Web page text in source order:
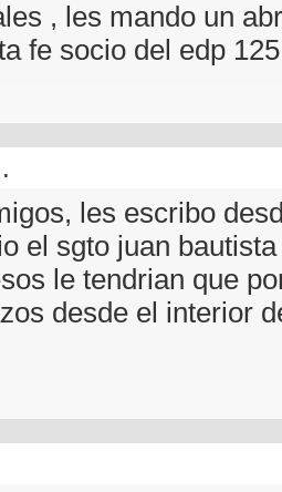
, les mando un
fe socio del edp 125
les escribo
el sgto juan
le tendrian que
desde el interior